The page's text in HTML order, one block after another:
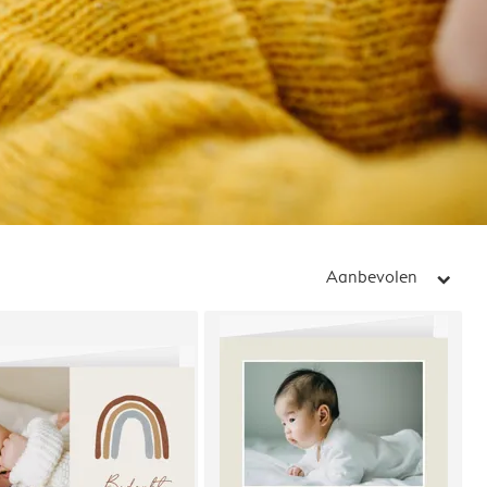
Aanbevolen arrow_right